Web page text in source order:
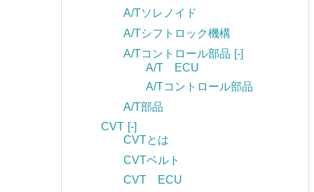
A/Tソレノイド
A/Tシフトロック機構
A/Tコントロール部品 [-]
A/T ECU
A/Tコントロール部品
A/T部品
CVT [-]
CVTとは
CVTベルト
CVT ECU